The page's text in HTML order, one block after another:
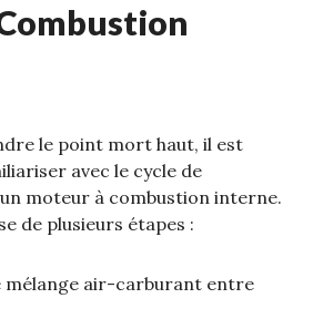
le point mort haut‚ il est
avec le cycle de
moteur à combustion interne.
de plusieurs étapes :
mélange air-carburant entre